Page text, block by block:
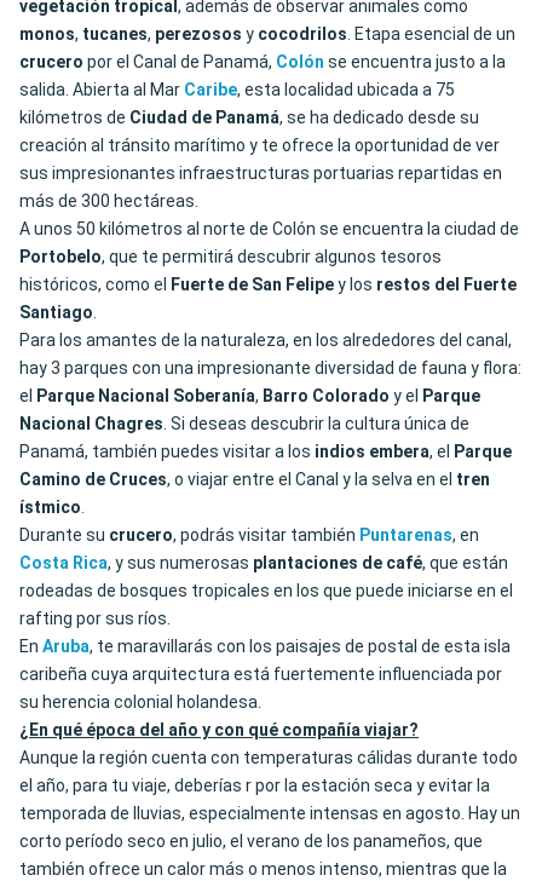
vegetación tropical , además de observar animales como
monos, tucanes, perezosos y cocodrilos. Etapa esencial de un
crucero por el Canal de Panamá, Colón se encuentra justo a la
salida. Abierta al Mar Caribe, esta localidad ubicada a 75
kilómetros de Ciudad de Panamá, se ha dedicado desde su
creación al tránsito marítimo y te ofrece la oportunidad de ver
sus impresionantes infraestructuras portuarias repartidas en
más de 300 hectáreas.
A unos 50 kilómetros al norte de Colón se encuentra la ciudad de
Portobelo, que te permitirá descubrir algunos tesoros
históricos, como el
Fuerte de San Felipey los restos del Fuerte
Santiago.
Para los amantes de la naturaleza, en los alrededores del canal,
hay 3 parques con una impresionante diversidad de fauna y flora:
el
Parque Nacional Soberanía, Barro Colorado y el
Parque
Nacional Chagres. Si deseas descubrir la cultura única de
Panamá, también puedes visitar a los indios embera, el
Parque
Camino de Cruces, o viajar entre el Canal y la selva en el tren
ístmico.
Durante su crucero, podrás visitar también Puntarenas, en
Costa Rica, y sus numerosas plantaciones de café, que están
rodeadas de bosques tropicales en los que puede iniciarse en el
rafting por sus ríos.
En Aruba, te maravillarás con los paisajes de postal de esta isla
caribeña cuya arquitectura está fuertemente influenciada por
su herencia colonial holandesa.
¿En qué época del año y con qué compañía viajar?
Aunque la región cuenta con temperaturas cálidas durante todo
el año, para tu viaje, deberías r por la estación seca y evitar la
temporada de lluvias, especialmente intensas en agosto. Hay un
corto período seco en julio, el verano de los panameños, que
también ofrece un calor más o menos intenso, mientras que la